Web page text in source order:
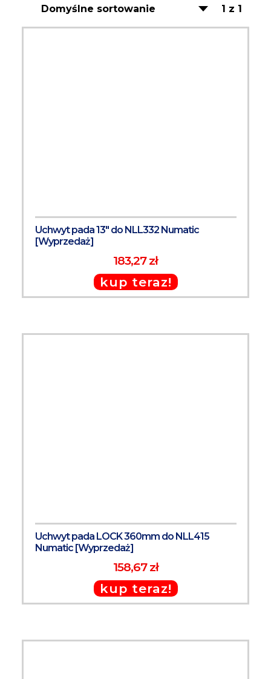
1 z 1
Uchwyt pada 13" do NLL332 Numatic
[Wyprzedaż]
183,27 zł
kup teraz!
Uchwyt pada LOCK 360mm do NLL415
Numatic [Wyprzedaż]
158,67 zł
kup teraz!